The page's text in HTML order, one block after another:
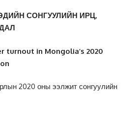
СОНГУУЛИЙН ИРЦ,
turnout in Mongolia’s 2020
2020 оны ээлжит сонгуулийн